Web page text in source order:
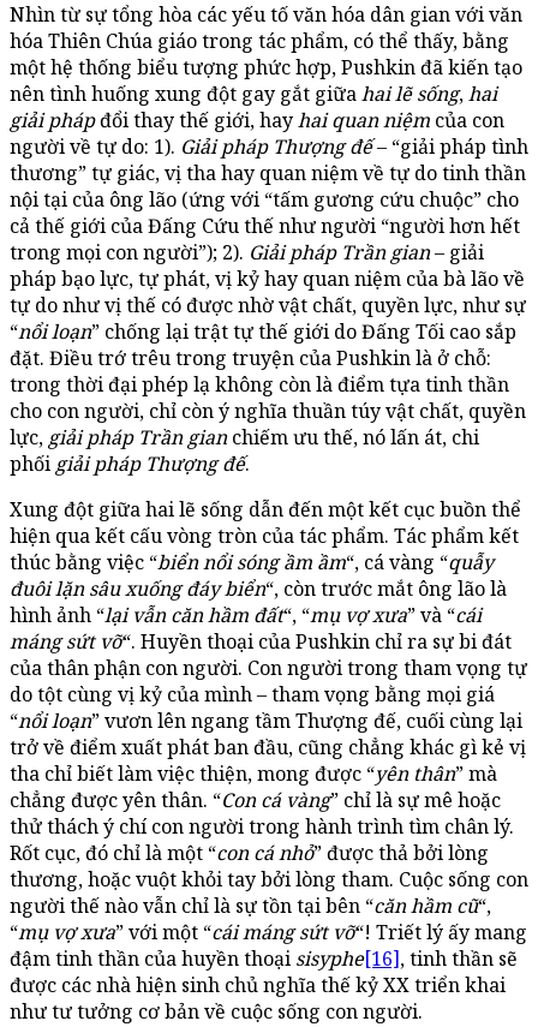
Nhìn từ sự tổng hòa các yếu tố văn hóa dân gian với văn
hóa Thiên Chúa giáo trong tác phẩm, có thể thấy, bằng
một hệ thống biểu tượng phức hợp, Pushkin đã kiến tạo
nên tình huống xung đột gay gắt giữahai lẽ sống,hai
giải phápđổi thay thế giới, hayhai quan niệm của con
người về tự do: 1). Giải pháp Thượng đế– “giải pháp tình
thương” tự giác, vị tha hay quan niệm về tự do tinh thần
nội tại của ông lão (ứng với “tấm gương cứu chuộc” cho
cả thế giới của Đấng Cứu thế như người “người hơn hết
trong mọi con người”); 2). Giải pháp Trần gian– giải
pháp bạo lực, tự phát, vị kỷ hay quan niệm của bà lão về
tự do như vị thế có được nhờ vật chất, quyền lực, như sự
“nổi loạn” chống lại trật tự thế giới do Đấng Tối cao sắp
đặt. Điều trớ trêu trong truyện của Pushkin là ở chỗ:
trong thời đại phép lạ không còn là điểm tựa tinh thần
cho con người, chỉ còn ý nghĩa thuần túy vật chất, quyền
lực, giải pháp Trần gianchiếm ưu thế, nó lấn át, chi
phối giải pháp Thượng đế.
Xung đột giữa hai lẽ sống dẫn đến một kết cục buồn thể
hiện qua kết cấu vòng tròn của tác phẩm. Tác phẩm kết
thúc bằng việc “biển nổi sóng ầm ầm“, cá vàng “quẫy
đuôi lặn sâu xuống đáy biển“, còn trước mắt ông lão là
hình ảnh “lại vẫn căn hầm đất“, “mụ vợ xưa” và “cái
máng sứt vỡ“. Huyền thoại của Pushkin chỉ ra sự bi đát
của thân phận con người. Con người trong tham vọng tự
do tột cùng vị kỷ của mình – tham vọng bằng mọi giá
“nổi loạn” vươn lên ngang tầm Thượng đế, cuối cùng lại
trở về điểm xuất phát ban đầu, cũng chẳng khác gì kẻ vị
tha chỉ biết làm việc thiện, mong được “yên thân” mà
chẳng được yên thân. “Con cá vàng” chỉ là sự mê hoặc
thử thách ý chí con người trong hành trình tìm chân lý.
Rốt cục, đó chỉ là một “con cá nhỏ” được thả bởi lòng
thương, hoặc vuột khỏi tay bởi lòng tham. Cuộc sống con
người thế nào vẫn chỉ là sự tồn tại bên “căn hầm cũ“,
“mụ vợ xưa” với một “cái máng sứt vỡ“! Triết lý ấy mang
đậm tinh thần của huyền thoại sisyphe[16], tinh thần sẽ
được các nhà hiện sinh chủ nghĩa thế kỷ XX triển khai
như tư tưởng cơ bản về cuộc sống con người.